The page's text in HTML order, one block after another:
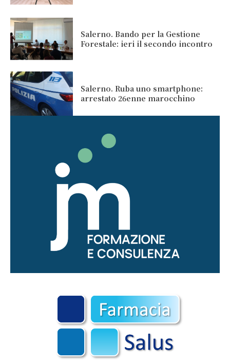
Salerno. Bando per la Gestione
Forestale: ieri il secondo incontro
Salerno. Ruba uno smartphone:
arrestato 26enne marocchino